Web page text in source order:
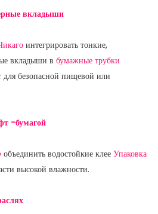
вкладыши
интегрировать тонкие,
вкладыши в бумажные трубки
для безопасной пищевой или
-бумагой
объединить водостойкие клее Упаковка
высокой влажности.